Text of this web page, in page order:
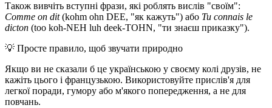
Також вивчіть вступні фрази, які роблять вислів "своїм":
Comme on dit(kohm ohn DEE, "як кажуть") або Tu connais le
dicton (too koh-NEH luh deek-TOHN, "ти знаєш приказку").
💡 Просте правило, щоб звучати природно
Якщо ви не сказали б це українською у своєму колі друзів, не
кажіть цього і французькою. Використовуйте прислів'я для
легкої поради, гумору або м'якого попередження, а не для
повчань.